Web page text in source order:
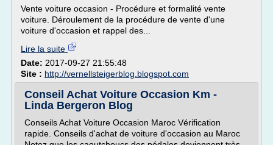
Vente voiture occasion - Procédure et formalité vente
voiture. Déroulement de la procédure de vente d'une
voiture d'occasion et rappel des...
Lire la suite
Date: 2017-09-27 21:55:48
Site : http://vernellsteigerblog.blogspot.com
Conseil Achat Voiture Occasion Km -
Linda Bergeron Blog
Conseils Achat Voiture Occasion Maroc Vérification
rapide. Conseils d'achat de voiture d'occasion au Maroc